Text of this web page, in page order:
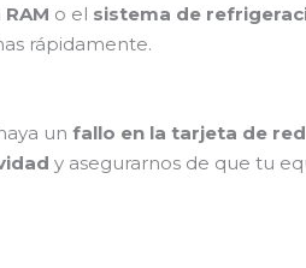
o el sistema de
rápidamente.
un fallo en la tarjeta de red
y asegurarnos de que tu